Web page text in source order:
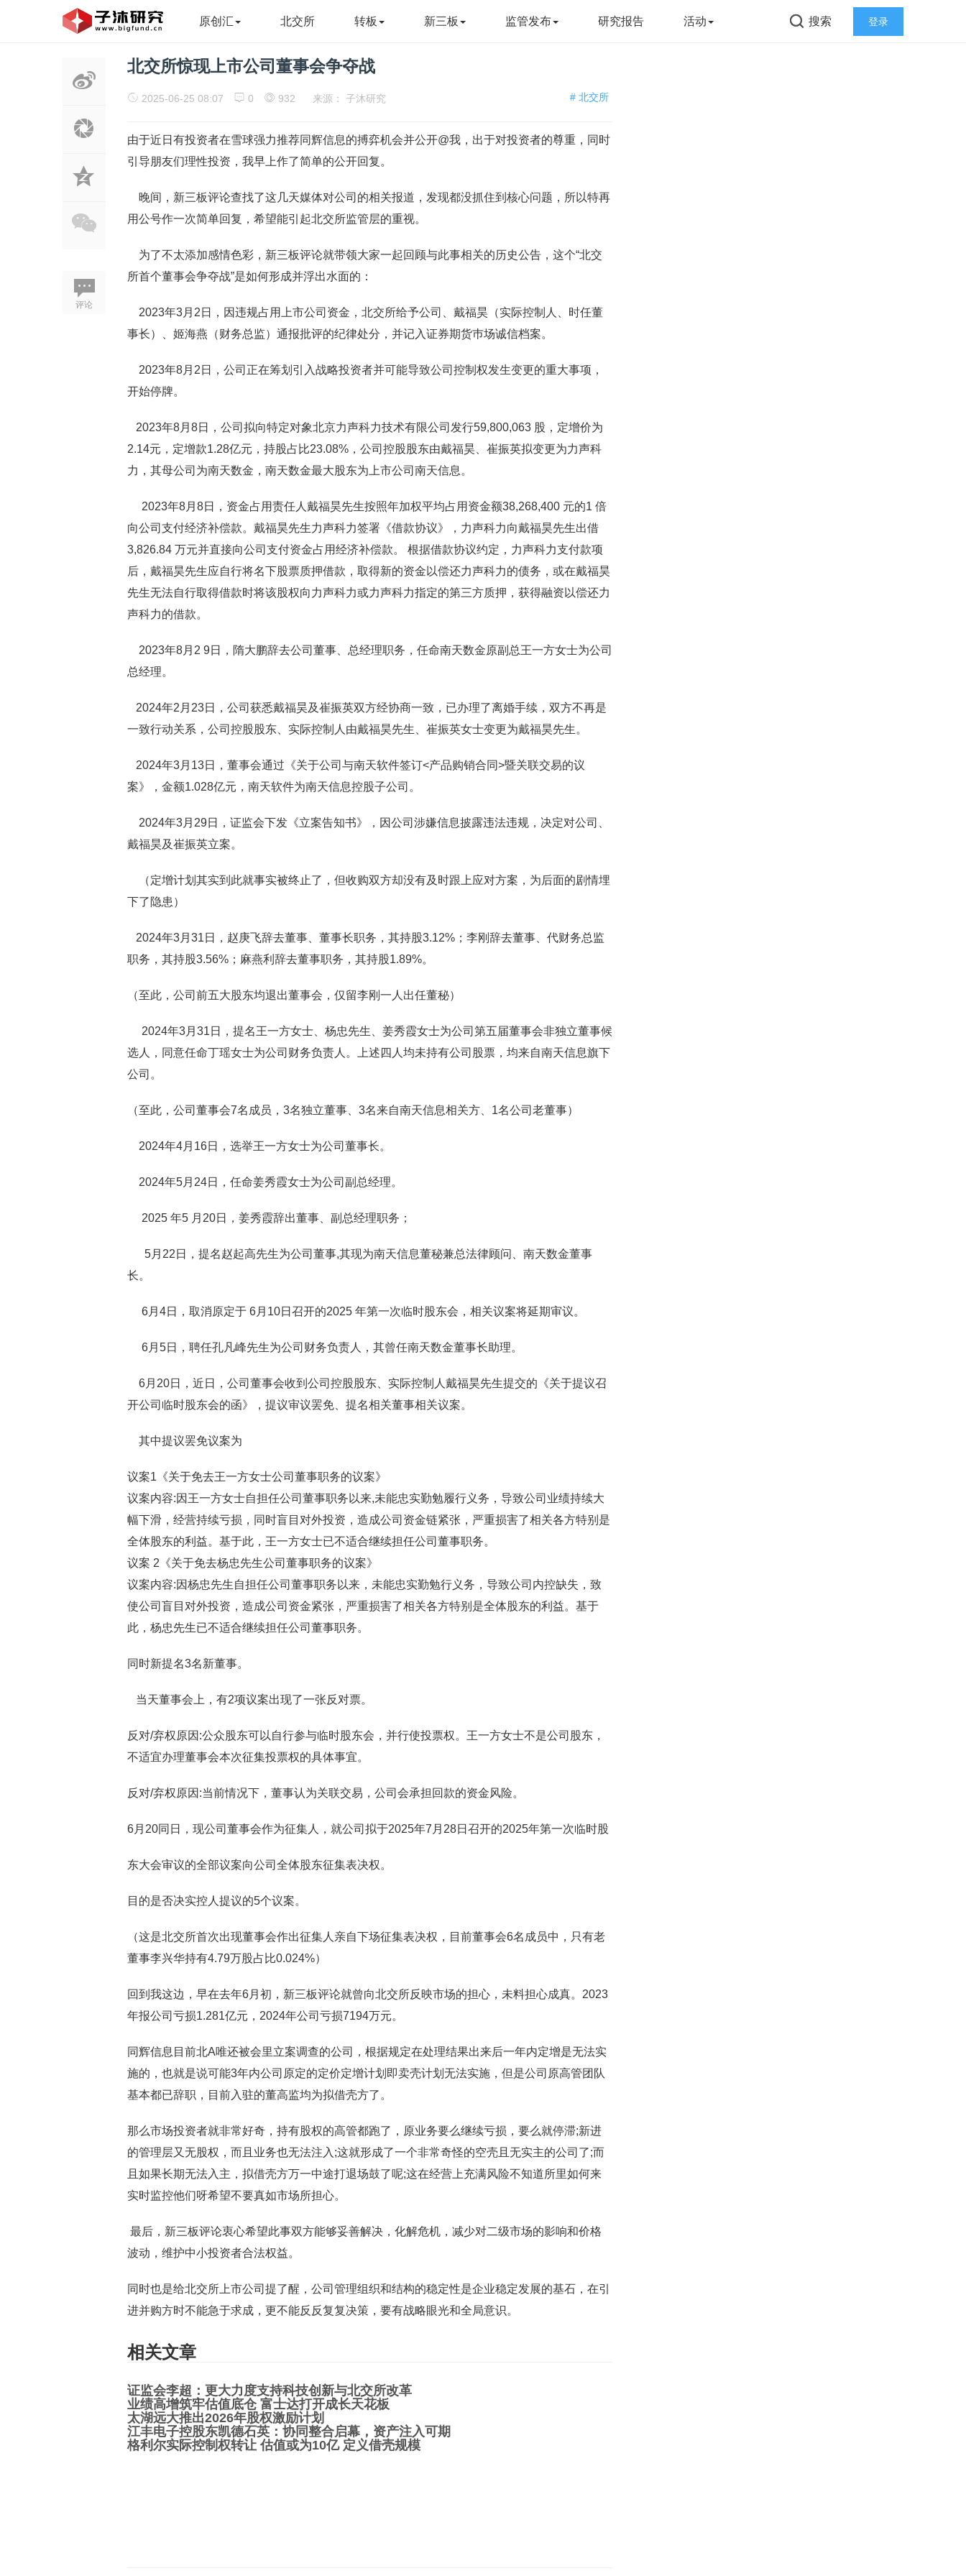
原创汇 北交所 转板 新三板 监管发布 研究报告 活动 搜索 登录
评论
北交所惊现上市公司董事会争夺战
# 北交所
2025-06-25 08:07 0 932 来源： 子沐研究
由于近日有投资者在雪球强力推荐同辉信息的搏弈机会并公开@我，出于对投资者的尊重，同时
引导朋友们理性投资，我早上作了简单的公开回复。
晚间，新三板评论查找了这几天媒体对公司的相关报道，发现都没抓住到核心问题，所以特再
用公号作一次简单回复，希望能引起北交所监管层的重视。
为了不太添加感情色彩，新三板评论就带领大家一起回顾与此事相关的历史公告，这个“北交
所首个董事会争夺战”是如何形成并浮出水面的：
2023年3月2日，因违规占用上市公司资金，北交所给予公司、戴福昊（实际控制人、时任董
事长）、姬海燕（财务总监）通报批评的纪律处分，并记入证券期货巿场诚信档案。
2023年8月2日，公司正在筹划引入战略投资者并可能导致公司控制权发生变更的重大事项，
开始停牌。
2023年8月8日，公司拟向特定对象北京力声科力技术有限公司发行59,800,063 股，定增价为
2.14元，定增款1.28亿元，持股占比23.08%，公司控股股东由戴福昊、崔振英拟变更为力声科
力，其母公司为南天数金，南天数金最大股东为上市公司南天信息。
2023年8月8日，资金占用责任人戴福昊先生按照年加权平均占用资金额38,268,400 元的1 倍
向公司支付经济补偿款。戴福昊先生力声科力签署《借款协议》，力声科力向戴福昊先生出借
3,826.84 万元并直接向公司支付资金占用经济补偿款。 根据借款协议约定，力声科力支付款项
后，戴福昊先生应自行将名下股票质押借款，取得新的资金以偿还力声科力的债务，或在戴福昊
先生无法自行取得借款时将该股权向力声科力或力声科力指定的第三方质押，获得融资以偿还力
声科力的借款。
2023年8月2 9日，隋大鹏辞去公司董事、总经理职务，任命南天数金原副总王一方女士为公司
总经理。
2024年2月23日，公司获悉戴福昊及崔振英双方经协商一致，已办理了离婚手续，双方不再是
一致行动关系，公司控股股东、实际控制人由戴福昊先生、崔振英女士变更为戴福昊先生。
2024年3月13日，董事会通过《关于公司与南天软件签订<产品购销合同>暨关联交易的议
案》，金额1.028亿元，南天软件为南天信息控股子公司。
2024年3月29日，证监会下发《立案告知书》，因公司涉嫌信息披露违法违规，决定对公司、
戴福昊及崔振英立案。
（定增计划其实到此就事实被终止了，但收购双方却没有及时跟上应对方案，为后面的剧情埋
下了隐患）
2024年3月31日，赵庚飞辞去董事、董事长职务，其持股3.12%；李刚辞去董事、代财务总监
职务，其持股3.56%；麻燕利辞去董事职务，其持股1.89%。
（至此，公司前五大股东均退出董事会，仅留李刚一人出任董秘）
2024年3月31日，提名王一方女士、杨忠先生、姜秀霞女士为公司第五届董事会非独立董事候
选人，同意任命丁瑶女士为公司财务负责人。上述四人均未持有公司股票，均来自南天信息旗下
公司。
（至此，公司董事会7名成员，3名独立董事、3名来自南天信息相关方、1名公司老董事）
2024年4月16日，选举王一方女士为公司董事长。
2024年5月24日，任命姜秀霞女士为公司副总经理。
2025 年5 月20日，姜秀霞辞出董事、副总经理职务；
5月22日，提名赵起高先生为公司董事,其现为南天信息董秘兼总法律顾问、南天数金董事
长。
6月4日，取消原定于 6月10日召开的2025 年第一次临时股东会，相关议案将延期审议。
6月5日，聘任孔凡峰先生为公司财务负责人，其曾任南天数金董事长助理。
6月20日，近日，公司董事会收到公司控股股东、实际控制人戴福昊先生提交的《关于提议召
开公司临时股东会的函》，提议审议罢免、提名相关董事相关议案。
其中提议罢免议案为
议案1《关于免去王一方女士公司董事职务的议案》
议案内容:因王一方女士自担任公司董事职务以来,未能忠实勤勉履行义务，导致公司业绩持续大
幅下滑，经营持续亏损，同时盲目对外投资，造成公司资金链紧张，严重损害了相关各方特别是
全体股东的利益。基于此，王一方女士已不适合继续担任公司董事职务。
议案 2《关于免去杨忠先生公司董事职务的议案》
议案内容:因杨忠先生自担任公司董事职务以来，未能忠实勤勉行义务，导致公司内控缺失，致
使公司盲目对外投资，造成公司资金紧张，严重损害了相关各方特别是全体股东的利益。基于
此，杨忠先生已不适合继续担任公司董事职务。
同时新提名3名新董事。
当天董事会上，有2项议案出现了一张反对票。
反对/弃权原因:公众股东可以自行参与临时股东会，并行使投票权。王一方女士不是公司股东，
不适宜办理董事会本次征集投票权的具体事宜。
反对/弃权原因:当前情况下，董事认为关联交易，公司会承担回款的资金风险。
6月20同日，现公司董事会作为征集人，就公司拟于2025年7月28日召开的2025年第一次临时股
东大会审议的全部议案向公司全体股东征集表决权。
目的是否决实控人提议的5个议案。
（这是北交所首次出现董事会作出征集人亲自下场征集表决权，目前董事会6名成员中，只有老
董事李兴华持有4.79万股占比0.024%）
回到我这边，早在去年6月初，新三板评论就曾向北交所反映市场的担心，未料担心成真。2023
年报公司亏损1.281亿元，2024年公司亏损7194万元。
同辉信息目前北A唯还被会里立案调查的公司，根据规定在处理结果出来后一年内定增是无法实
施的，也就是说可能3年内公司原定的定价定增计划即卖壳计划无法实施，但是公司原高管团队
基本都已辞职，目前入驻的董高监均为拟借壳方了。
那么市场投资者就非常好奇，持有股权的高管都跑了，原业务要么继续亏损，要么就停滞;新进
的管理层又无股权，而且业务也无法注入;这就形成了一个非常奇怪的空壳且无实主的公司了;而
且如果长期无法入主，拟借壳方万一中途打退场鼓了呢;这在经营上充满风险不知道所里如何来
实时监控他们呀希望不要真如市场所担心。
最后，新三板评论衷心希望此事双方能够妥善解决，化解危机，减少对二级市场的影响和价格
波动，维护中小投资者合法权益。
同时也是给北交所上市公司提了醒，公司管理组织和结构的稳定性是企业稳定发展的基石，在引
进并购方时不能急于求成，更不能反反复复决策，要有战略眼光和全局意识。
相关文章
证监会李超：更大力度支持科技创新与北交所改革
业绩高增筑牢估值底仓 富士达打开成长天花板
太湖远大推出2026年股权激励计划
江丰电子控股东凯德石英：协同整合启幕，资产注入可期
格利尔实际控制权转让 估值或为10亿 定义借壳规模